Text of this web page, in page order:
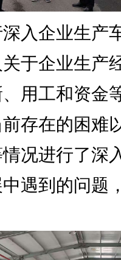
企业生产
于企业生产
用工和资金
存在的困难
况进行了深
遇到的问题